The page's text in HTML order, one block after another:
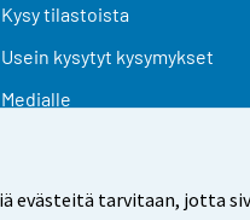
tarvitaan, jotta
Kysy tilastoista
Usein kysytyt kysymykset
Medialle